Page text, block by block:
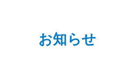
お知らせ